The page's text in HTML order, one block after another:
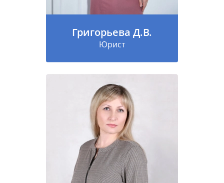
Григорьева Д.В.
Юрист